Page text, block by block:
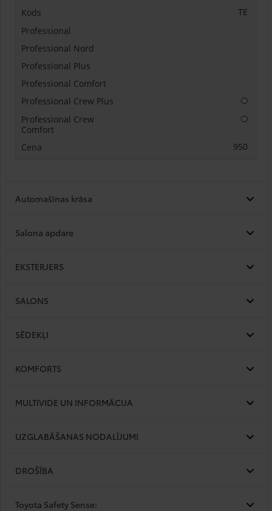
TE
950
Automašīnas krāsa
Salona apdare
EKSTERJERS
SALONS
SĒDEKĻI
KOMFORTS
MULTIVIDE UN INFORMĀCIJA
UZGLABĀŠANAS NODALĪJUMI
DROŠĪBA
Toyota Safety Sense: